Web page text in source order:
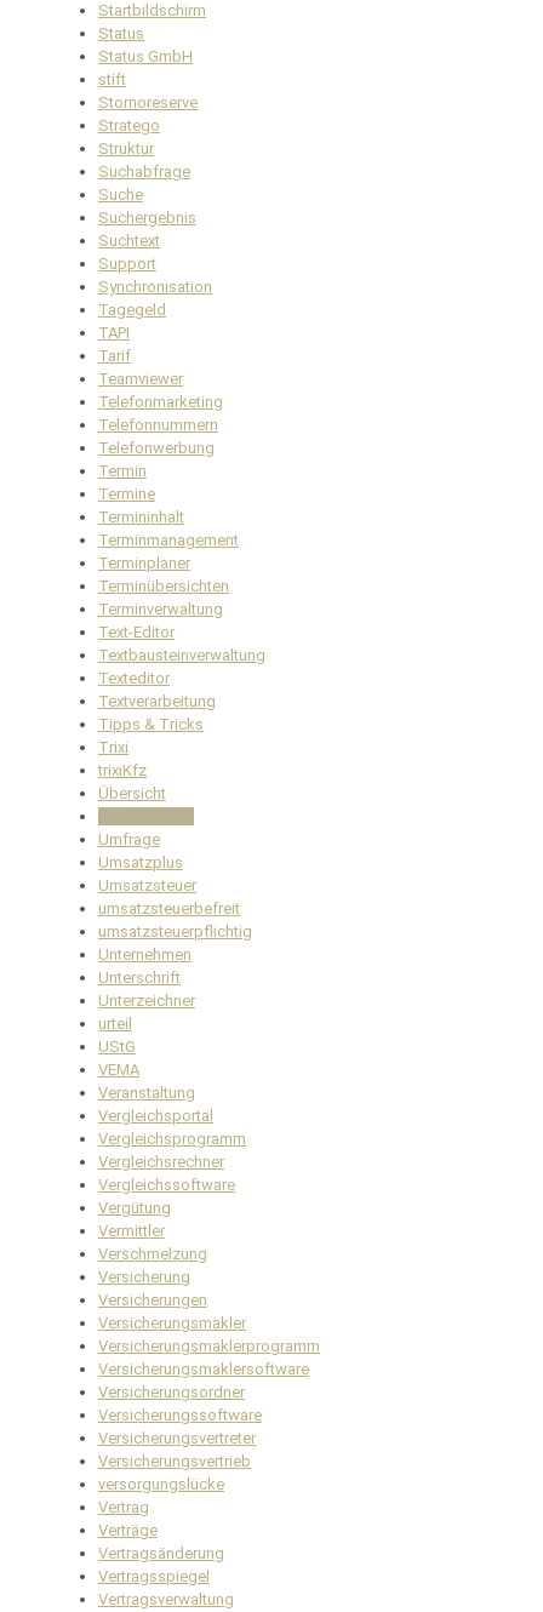
Startbildschirm
Status
Status GmbH
stift
Stornoreserve
Stratego
Struktur
Suchabfrage
Suche
Suchergebnis
Suchtext
Support
Synchronisation
Tagegeld
TAPI
Tarif
Teamviewer
Telefonmarketing
Telefonnummern
Telefonwerbung
Termin
Termine
Termininhalt
Terminmanagement
Terminplaner
Terminübersichten
Terminverwaltung
Text-Editor
Textbausteinverwaltung
Texteditor
Textverarbeitung
Tipps & Tricks
Trixi
trixiKfz
Übersicht
Umfrage
Umsatzplus
Umsatzsteuer
umsatzsteuerbefreit
umsatzsteuerpflichtig
Unternehmen
Unterschrift
Unterzeichner
urteil
UStG
VEMA
Veranstaltung
Vergleichsportal
Vergleichsprogramm
Vergleichsrechner
Vergleichssoftware
Vergütung
Vermittler
Verschmelzung
Versicherung
Versicherungen
Versicherungsmakler
Versicherungsmaklerprogramm
Versicherungsmaklersoftware
Versicherungsordner
Versicherungssoftware
Versicherungsvertreter
Versicherungsvertrieb
versorgungslücke
Vertrag
Verträge
Vertragsänderung
Vertragsspiegel
Vertragsverwaltung